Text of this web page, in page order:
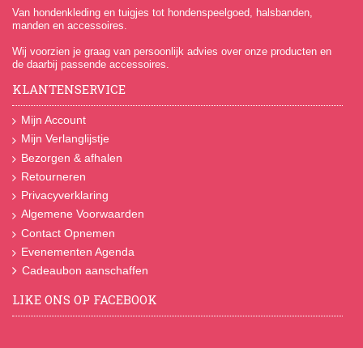
Van hondenkleding en tuigjes tot hondenspeelgoed, halsbanden,
manden en accessoires.
Wij voorzien je graag van persoonlijk advies over onze producten en
de daarbij passende accessoires.
KLANTENSERVICE
Mijn Account
Mijn Verlanglijstje
Bezorgen & afhalen
Retourneren
Privacyverklaring
Algemene Voorwaarden
Contact Opnemen
Evenementen Agenda
Cadeaubon aanschaffen
LIKE ONS OP FACEBOOK